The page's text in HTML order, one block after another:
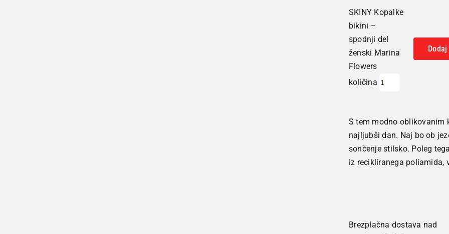
SKINY Kopalke
bikini –
spodnji del
ženski Marina
Flowers
količina
S tem modno oblikovanim
najljubši dan. Naj bo ob
sončenje stilsko. Poleg
iz recikliranega poliamida,
Brezplačna dostava nad